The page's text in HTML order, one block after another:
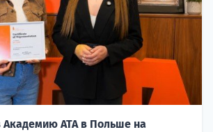
Академию ATA в Польше на